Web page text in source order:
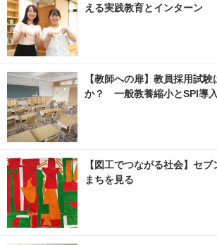
える実践教育とインターン
【教師への扉】教員採用試
か？ 一般教養縮小とSPI導
【図工でつながる社会】セブ
まちを見る